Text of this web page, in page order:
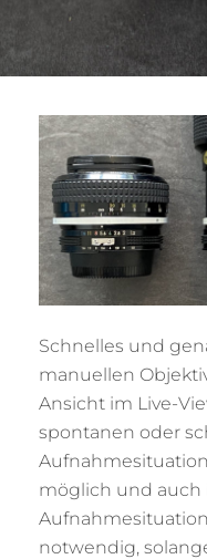
Schnelles und
manuellen
Ansicht im Live-
spontanen oder
möglich und auch
notwendig,